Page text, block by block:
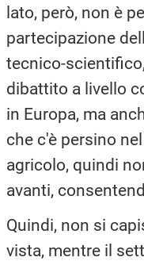
lato, però, non è
partecipazione
tecnico-
dibattito a livello
in Europa, ma
che c'è persino
agricolo, quindi
avanti,
Quindi, non si
vista, mentre il